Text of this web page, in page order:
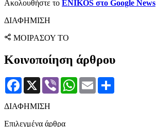
Ακολουθήστε το ENIKOS στο Google News
ΔΙΑΦΗΜΙΣΗ
ΜΟΙΡΑΣΟΥ ΤΟ
Κοινοποίηση άρθρου
Facebook
X Viber WhatsApp
Email
ΔΙΑΦΗΜΙΣΗ
Επιλεγμένα άρθρα